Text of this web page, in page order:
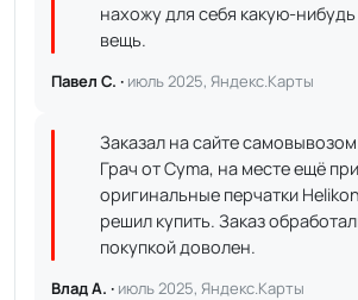
нахожу для себя какую-
вещь.
Павел С. · июль 2025, Яндекс.Карты
Заказал на сайте
Грач от Cyma, на месте ещё
оригинальные перчатки
решил купить. Заказ
покупкой доволен.
Влад А. · июль 2025, Яндекс.Карты